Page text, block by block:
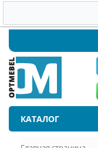
КАТАЛОГ